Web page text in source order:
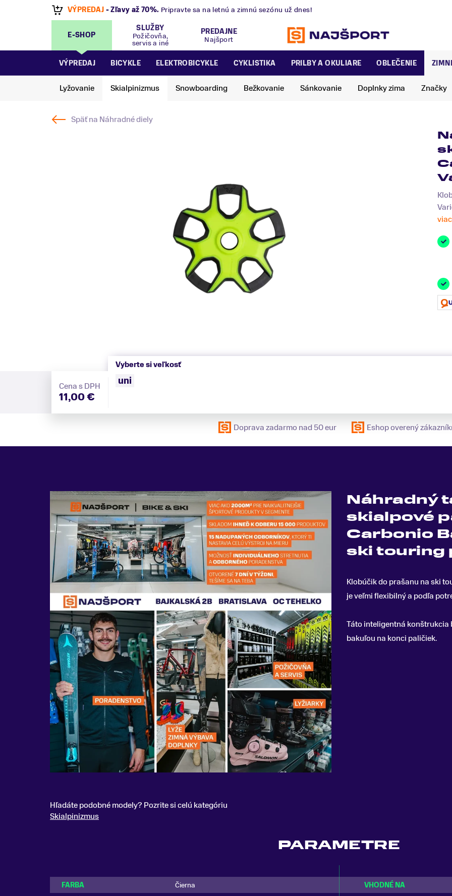
VÝPREDAJ - Zľavy až 70%. Pripravte sa na letnú a zimnú sezónu už dnes!
E-SHOP
SLUŽBY
Požičovňa,
servis a iné
PREDAJNE
Najšport
VÝPREDAJ BICYKLE ELEKTROBICYKLE CYKLISTIKA PRILBY A OKULIARE OBLEČENIE
Lyžovanie Skialpinizmus Snowboarding Bežkovanie Sánkovanie Doplnky zima Značky
Späť na Náhradné diely
viac
Cena s DPH
11,00 €
Vyberte si veľkosť
uni
Doprava zadarmo nad 50 eur Eshop overený
Náhradný
skialpové
Carbonio
ski touring
Klobúčik do prašanu na ski
je veľmi flexibilný a podľa
Táto inteligentná konštrukcia
bakuľou na konci paličiek.
Hľadáte podobné modely? Pozrite si celú kategóriu
Skialpinizmus
PARAMETRE
FARBA Čierna VHODNÉ NA